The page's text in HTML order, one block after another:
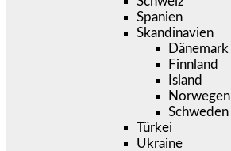
Spanien
Skandinavien
Dänemark
Finnland
Island
Norwegen
Schweden
Türkei
Ukraine